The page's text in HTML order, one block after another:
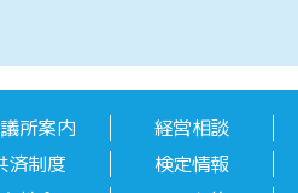
所案内
経営相談
済制度
検定情報